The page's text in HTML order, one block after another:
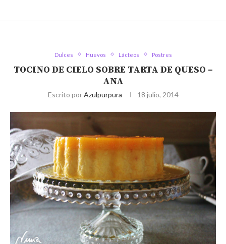
Dulces Huevos Lácteos Postres
TOCINO DE CIELO SOBRE TARTA DE QUESO –
ANA
Escrito porAzulpurpura 18 julio, 2014